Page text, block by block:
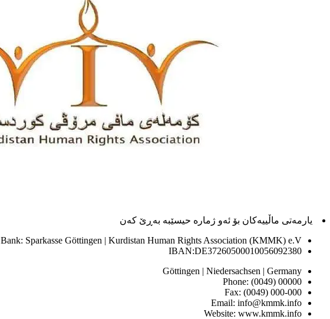
یارمەتی ماڵییەکان بۆ ئەو ژماره حیسێبە بەڕێ کەن
Bank: Sparkasse Göttingen | Kurdistan Human Rights Association (KMMK) e.V
IBAN:DE37260500010056092380
Göttingen | Niedersachsen | Germany
Phone: (0049) 00000
Fax: (0049) 000-000
Email: info@kmmk.info
Website: www.kmmk.info